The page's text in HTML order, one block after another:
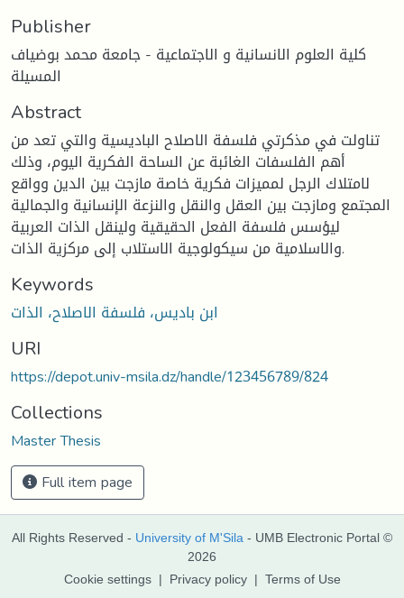
Publisher
كلية العلوم الانسانية و الاجتماعية - جامعة محمد بوضياف
المسيلة
Abstract
تناولت في مذكرتي فلسفة الاصلاح الباديسية والتي تعد من
أهم الفلسفات الغائبة عن الساحة الفكرية اليوم، وذلك
لامتلاك الرجل لمميزات فكرية خاصة مازجت بين الدين وواقع
المجتمع ومازجت بين العقل والنقل والنزعة الإنسانية والجمالية
ليؤسس فلسفة الفعل الحقيقية ولينقل الذات العربية
والاسلامية من سيكولوجية الاستلاب إلى مركزية الذات.
Keywords
ابن باديس، فلسفة الاصلاح، الذات
URI
https://depot.univ-msila.dz/handle/123456789/824
Collections
Master Thesis
Full item page
All Rights Reserved - University of M'Sila - UMB Electronic Portal ©
2026
Cookie settings | Privacy policy | Terms of Use